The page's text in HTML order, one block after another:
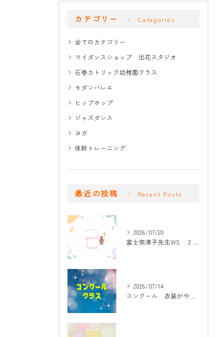
カテゴリー Categories
全てのカテゴリー
マイダンスショップ 出花スタジオ
石巻カトリック幼稚園クラス
モダンバレエ
ヒップホップ
ジャズダンス
ヨガ
体幹トレーニング
最近の投稿 Recent Posts
2026/07/20
富士奈津子先生WS ２回目
2026/07/14
コンクール 衣装がやって来た！